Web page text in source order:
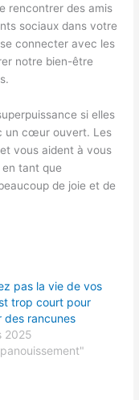
rencontrer des amis
sociaux dans votre
connecter avec les
notre bien-être
si elles
un cœur ouvert. Les
vous aident à vous
tant que
de joie et de
pas la vie de vos
trop court pour
des rancunes
2025